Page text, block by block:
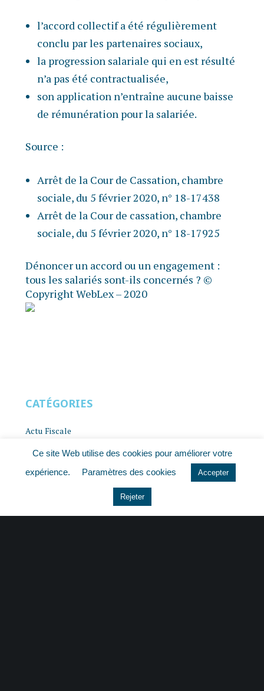
l’accord collectif a été régulièrement
conclu par les partenaires sociaux,
la progression salariale qui en est résulté
n’a pas été contractualisée,
son application n’entraîne aucune baisse
de rémunération pour la salariée.
Source :
Arrêt de la Cour de Cassation, chambre
sociale, du 5 février 2020, n° 18-17438
Arrêt de la Cour de cassation, chambre
sociale, du 5 février 2020, n° 18-17925
Dénoncer un accord ou un engagement :
tous les salariés sont-ils concernés ? ©
Copyright WebLex – 2020
CATÉGORIES
Actu Fiscale
Actu Juridique
actualite
Ce site Web utilise des cookies pour améliorer votre
expérience.
Paramètres des cookies Accepter
Rejeter